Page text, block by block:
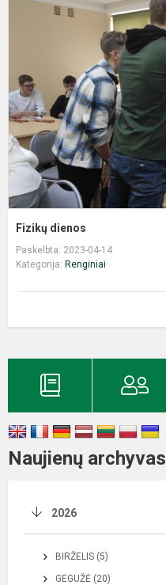
Fizikų dienos
Paskelbta: 2023-04-14
Kategorija: Renginiai
Naujienų archyvas
2026
BIRŽELIS (5)
GEGUŽĖ (20)